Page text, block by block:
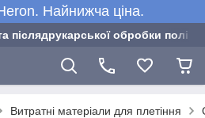
Найнижча ціна.
обробки
Витратні матеріали для плетіння